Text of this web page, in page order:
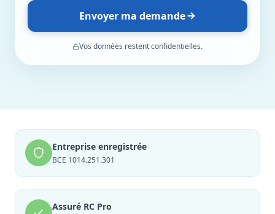
Envoyer ma demande
Vos données restent confidentielles.
Entreprise enregistrée
BCE 1014.251.301
Assuré RC Pro